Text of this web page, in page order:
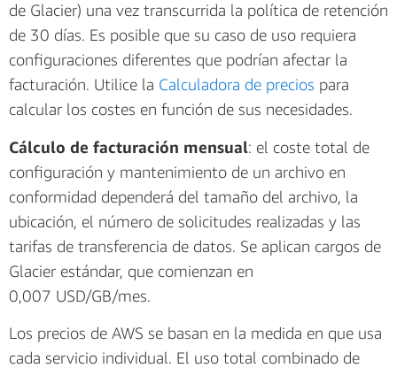
de Glacier) una vez transcurrida la política de retención
de 30 días. Es posible que su caso de uso requiera
configuraciones diferentes que podrían afectar la
facturación. Utilice la Calculadora de precios para
calcular los costes en función de sus necesidades.
Cálculo de facturación mensual: el coste total de
configuración y mantenimiento de un archivo en
conformidad dependerá del tamaño del archivo, la
ubicación, el número de solicitudes realizadas y las
tarifas de transferencia de datos. Se aplican cargos de
Glacier estándar, que comienzan en
0,007 USD/GB/mes.
Los precios de AWS se basan en la medida en que usa
cada servicio individual. El uso total combinado de